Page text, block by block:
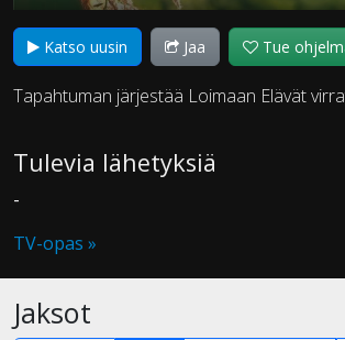
Katso uusin Jaa Tue
Tapahtuman järjestää Loimaan Elävät
Tulevia lähetyksiä
-
TV-opas »
Jaksot